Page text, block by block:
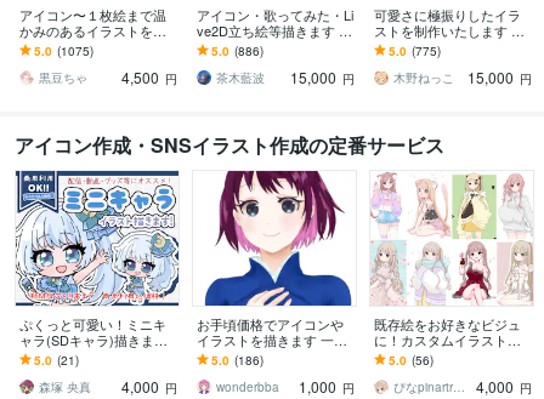
アイコン〜１枚絵まで温
かみのあるイラストを描
きます ★ココナラ自体が
初めての方も、お気軽に
ご相談ください♪★
5.0 (1075)
黒豆ちゃ
4,500 円
アイコン・歌ってみた・Li
ve2D立ち絵等描きます ち
びキャラや配信用イラス
ト等、幅広く制作してい
ます！
5.0 (886)
茶木藍波
15,000 円
可愛さに極振りしたイラ
ストを制作いたします ★
商用利用＆二次利用込
み！ミニキャラは小物２
点まで無料！★
5.0 (775)
木野ねっこ
15,000 円
アイコン作成・SNSイラスト作成の定番サービス
ぷくっと可愛い！ミニキ
ャラ(SDキャラ)描きます
商用利用OK！SNS・アイ
コン・スタンプ・配信ア
ニスタ対応！
5.0 (21)
森塚 央真
4,000 円
お手頃価格でアイコンや
イラストを描きます 一枚
絵でもアイコンでもOKで
す。お気軽に相談下さい
5.0 (186)
wonderbba
1,000 円
既存絵をお好きなビジュ
に！カスタムイラスト描
きます お好みの元絵をビ
ジュアルチェンジしてあ
なただけのイラストに！
5.0 (56)
ぴなpinartroom
4,000 円